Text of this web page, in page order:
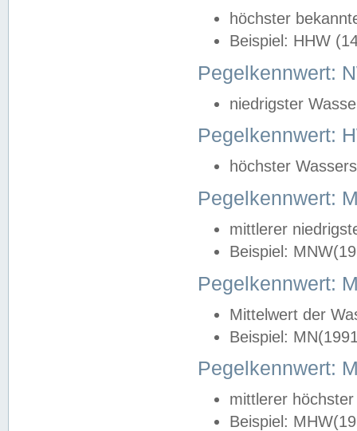
höchster
Beispiel: HHW
Pegelkennwert:
niedrigster
Pegelkennwert:
höchster
Pegelkennwert:
mittlerer
Beispiel:
Pegelkennwert:
Mittelwert der
Beispiel:
Pegelkennwert:
mittlerer
Beispiel: